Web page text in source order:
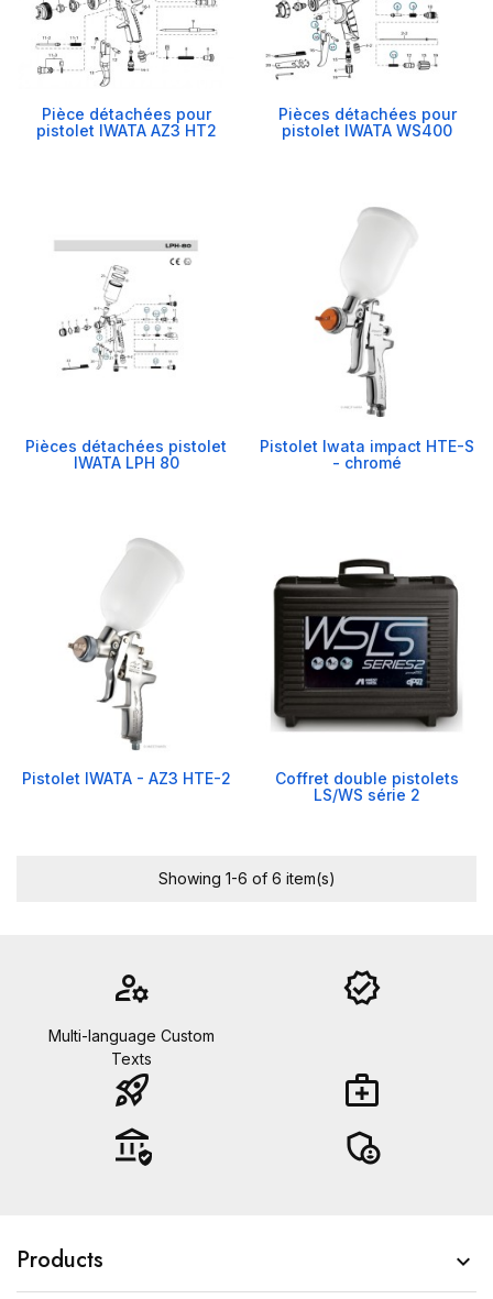
Pièce détachées pour
pistolet IWATA AZ3 HT2
Pièces détachées pour
pistolet IWATA WS400
Pièces détachées pistolet
IWATA LPH 80
Pistolet Iwata impact HTE-S
- chromé
Pistolet IWATA - AZ3 HTE-2
Coffret double pistolets
LS/WS série 2
Showing 1-6 of 6 item(s)
manage_accounts
Multi-language Custom
Texts
verified
rocket_launch
medical_services
assured_workload
admin_panel_settings
Products 